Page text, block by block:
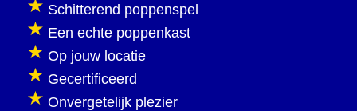
Schitterend poppenspel
Een echte poppenkast
Op jouw locatie
Gecertificeerd
Onvergetelijk plezier